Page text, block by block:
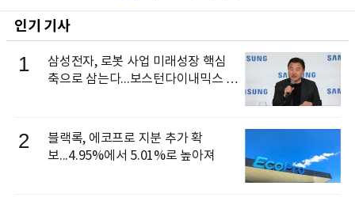
인기 기사
1
삼성전자, 로봇 사업 미래성장 핵심
축으로 삼는다...보스턴다이내믹스 출
2
블랙록, 에코프로 지분 추가 확
보...4.95%에서 5.01%로 높아져